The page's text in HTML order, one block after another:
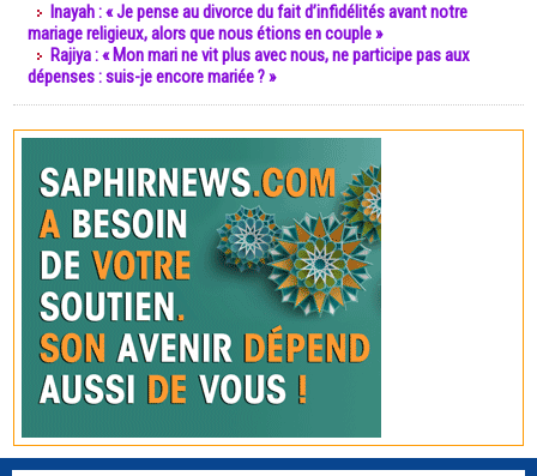
Inayah : « Je pense au divorce du fait d’infidélités avant notre
mariage religieux, alors que nous étions en couple »
Rajiya : « Mon mari ne vit plus avec nous, ne participe pas aux
dépenses : suis-je encore mariée ? »